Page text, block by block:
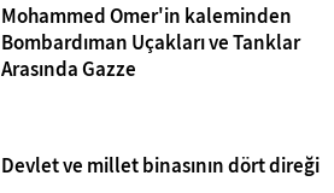
Mohammed Omer'in kaleminden
Bombardıman Uçakları ve Tanklar
Arasında Gazze
Devlet ve millet binasının dört direği